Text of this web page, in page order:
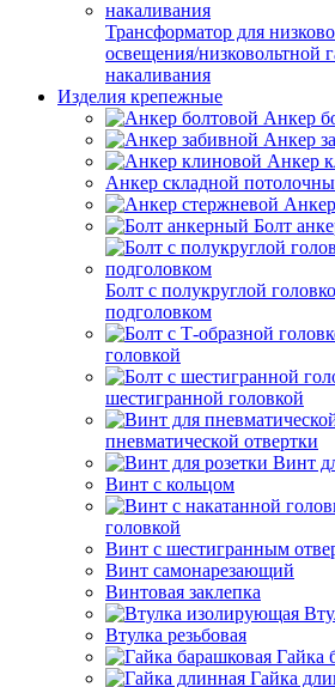
Трансформатор для
освещения/низковольтной
накаливания
Изделия крепежные
Анкер
Анкер
Анкер
Анкер складной
Болт
Болт с полукруглой
подголовком
головкой
шестигранной головкой
пневматической отвертки
Винт
Винт с кольцом
головкой
Винт с шестигранным
Винт самонарезающий
Винтовая заклепка
Втулка резьбовая
Гайка
Гайка